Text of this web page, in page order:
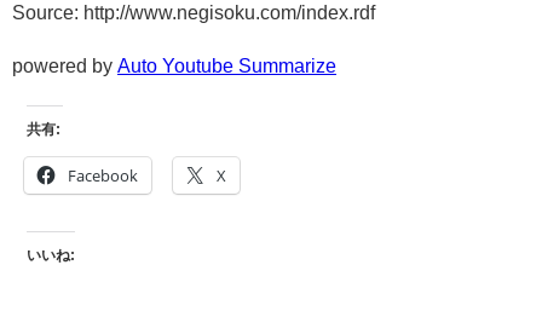
Source: http://www.negisoku.com/index.rdf
powered by Auto Youtube Summarize
共有:
Facebook X
いいね: